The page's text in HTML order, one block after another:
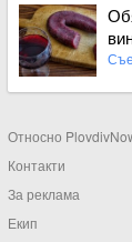
Вижте
Относно
Контакти
За реклама
Екип